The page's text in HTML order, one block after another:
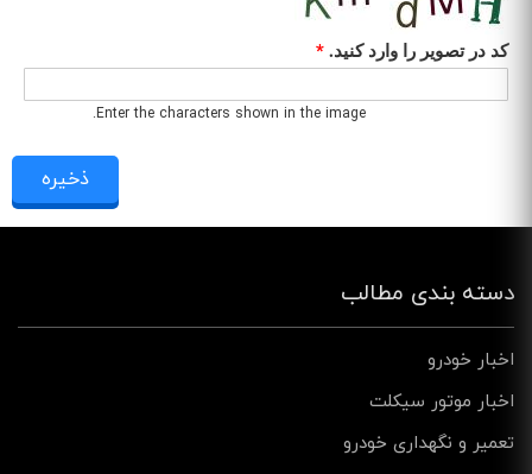
کد در تصویر را وارد کنید.*
Enter the characters shown in the image.
دسته بندی مطالب
اخبار خودرو
اخبار موتور سیکلت
تعمیر و نگهداری خودرو